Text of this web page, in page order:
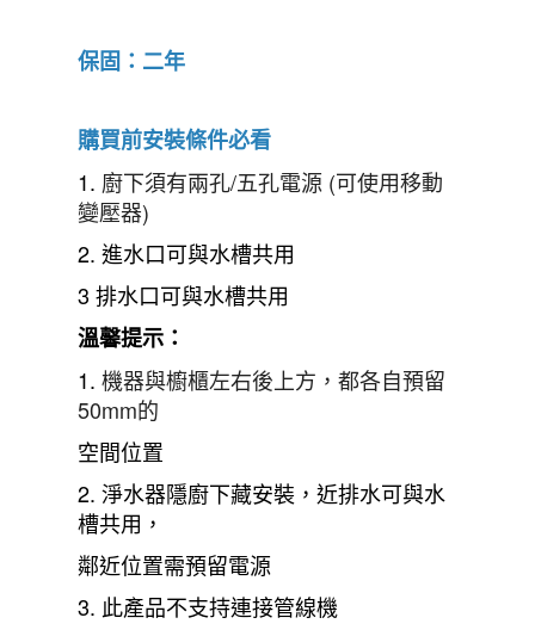
保固：二年
購買前安裝條件必看
1. 廚下須有兩孔/五孔電源 (可使用移動
變壓器)
2. 進水口可與水槽共用
3 排水口可與水槽共用
溫馨提示：
1. 機器與櫥櫃左右後上方，都各自預留
50mm的
空間位置
2. 淨水器隱廚下藏安裝，近排水可與水
槽共用，
鄰近位置需預留電源
3. 此產品不支持連接管線機